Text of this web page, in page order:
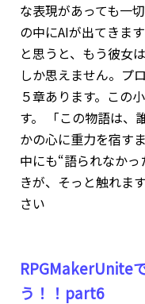
な表現があっても一
の中にAIが出てきま
と思うと、もう彼女
しか思えません。プ
５章あります。この
す。 「この物語は、
かの心に重力を宿す
中にも“語られなか
きが、そっと触れま
さい
RPGMakerUnite
う！！part6